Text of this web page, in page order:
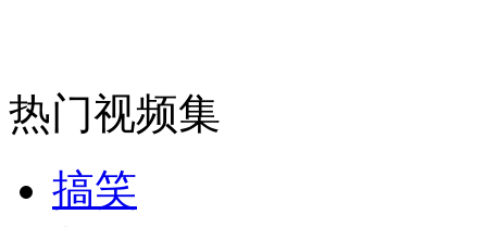
外交部：反对强权政治霸凌主义
外交部：有关国家言论片面不公正
热门视频集
搞笑